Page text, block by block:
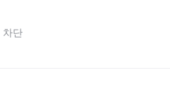
차단